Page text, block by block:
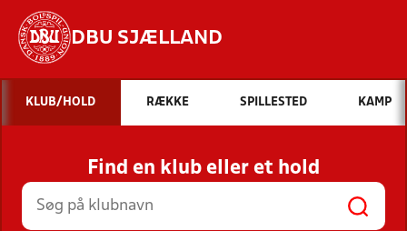
DBU SJÆLLAND
Hvad vil du søge efter?
INDHOLD OG NYHEDER
STILLINGER, RESULTATER, KLUBBER OG
HOLD
KLUB/HOLD RÆKKE SPILLESTED KAMP
Find en klub eller et hold